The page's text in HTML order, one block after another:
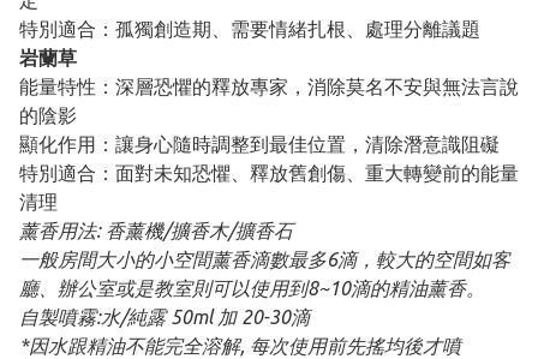
特別適合：孤獨創造期、需要情緒扎根、處理分離議題
岩蘭草
能量特性：深層恐懼的釋放專家，消除莫名不安與無法言說
的陰影
顯化作用：讓身心隨時調整到最佳位置，清除潛意識阻礙
特別適合：面對未知恐懼、釋放舊創傷、重大轉變前的能量
清理
薰香用法: 香薰機/擴香木/擴香石
一般房間大小的小空間薰香滴數最多6滴，較大的空間如客
廳、辦公室或是教室則可以使用到8~10滴的精油薰香。
自製噴霧:水/純露 50ml 加 20-30滴
*因水跟精油不能完全溶解, 每次使用前先搖均後才噴